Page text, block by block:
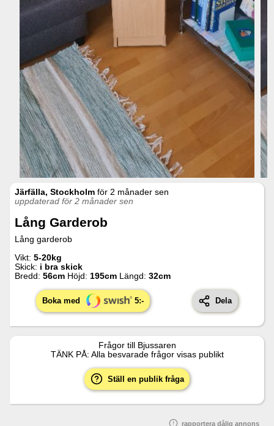
Järfälla, Stockholm för 2 månader sen
uppdaterad för 2 månader sen
Lång Garderob
Lång garderob
Vikt: 5-20kg
Skick: i bra skick
Bredd: 56cm Höjd: 195cm Längd: 32cm
Boka med 5:- Dela
Frågor till Bjussaren
TÄNK PÅ: Alla besvarade frågor visas publikt
Ställ en publik fråga
rapportera dålig annons